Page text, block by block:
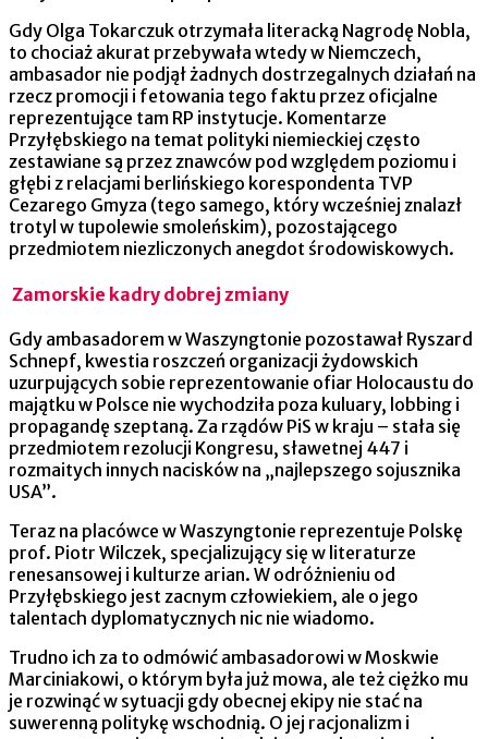
Gdy Olga Tokarczuk otrzymała literacką Nagrodę Nobla,
to chociaż akurat przebywała wtedy w Niemczech,
ambasador nie podjął żadnych dostrzegalnych działań na
rzecz promocji i fetowania tego faktu przez oficjalne
reprezentujące tam RP instytucje. Komentarze
Przyłębskiego na temat polityki niemieckiej często
zestawiane są przez znawców pod względem poziomu i
głębi z relacjami berlińskiego korespondenta TVP
Cezarego Gmyza (tego samego, który wcześniej znalazł
trotyl w tupolewie smoleńskim), pozostającego
przedmiotem niezliczonych anegdot środowiskowych.
Zamorskie kadry dobrej zmiany
Gdy ambasadorem w Waszyngtonie pozostawał Ryszard
Schnepf, kwestia roszczeń organizacji żydowskich
uzurpujących sobie reprezentowanie ofiar Holocaustu do
majątku w Polsce nie wychodziła poza kuluary, lobbing i
propagandę szeptaną. Za rządów PiS w kraju – stała się
przedmiotem rezolucji Kongresu, sławetnej 447 i
rozmaitych innych nacisków na „najlepszego sojusznika
USA”.
Teraz na placówce w Waszyngtonie reprezentuje Polskę
prof. Piotr Wilczek, specjalizujący się w literaturze
renesansowej i kulturze arian. W odróżnieniu od
Przyłębskiego jest zacnym człowiekiem, ale o jego
talentach dyplomatycznych nic nie wiadomo.
Trudno ich za to odmówić ambasadorowi w Moskwie
Marciniakowi, o którym była już mowa, ale też ciężko mu
je rozwinąć w sytuacji gdy obecnej ekipy nie stać na
suwerenną politykę wschodnią. O jej racjonalizm i